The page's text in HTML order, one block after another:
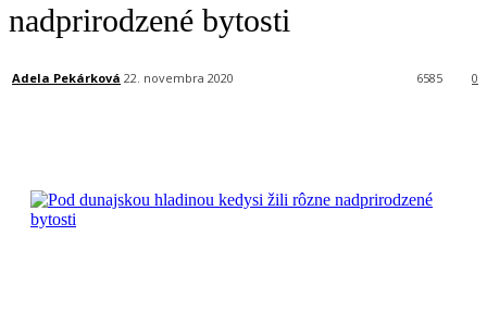
nadprirodzené bytosti
Adela Pekárková 22. novembra 2020 0
6585